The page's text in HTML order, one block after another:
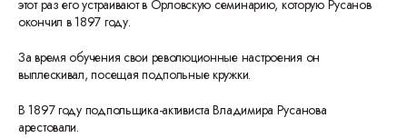
этот раз его устраивают в Орловскую семинарию, которую Русанов
окончил в 1897 году.
За время обучения свои революционные настроения он
выплескивал, посещая подпольные кружки.
В 1897 году подпольщика-активиста Владимира Русанова
арестовали.